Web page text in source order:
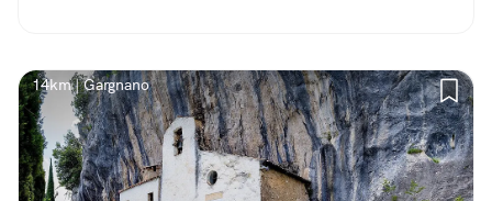
14km | Gargnano